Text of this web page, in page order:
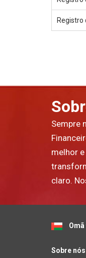
Registro
Sempre
melhor
claro.
Omã
Sobre nós